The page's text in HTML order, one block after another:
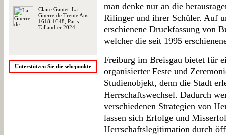
Claire Gantet: La
Guerre de Trente Ans
1618-1648, Paris:
Tallandier 2024
Unterstützen Sie die sehepunkte
man denke nur an die
Rilinger und ihrer Schüler. Auf
erschienene Druckfassung von
welcher die seit 1995
Freiburg im Breisgau bietet für
organisierter Feste und
Studienobjekt, denn die Stadt
Herrschaftswechsel. Dadurch
verschiedenen Strategien von
lassen sich Erfolge und
Herrschaftslegitimation durch